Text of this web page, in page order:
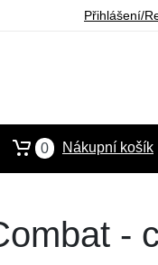
Přihlášení/
0 Nákupní košík
-